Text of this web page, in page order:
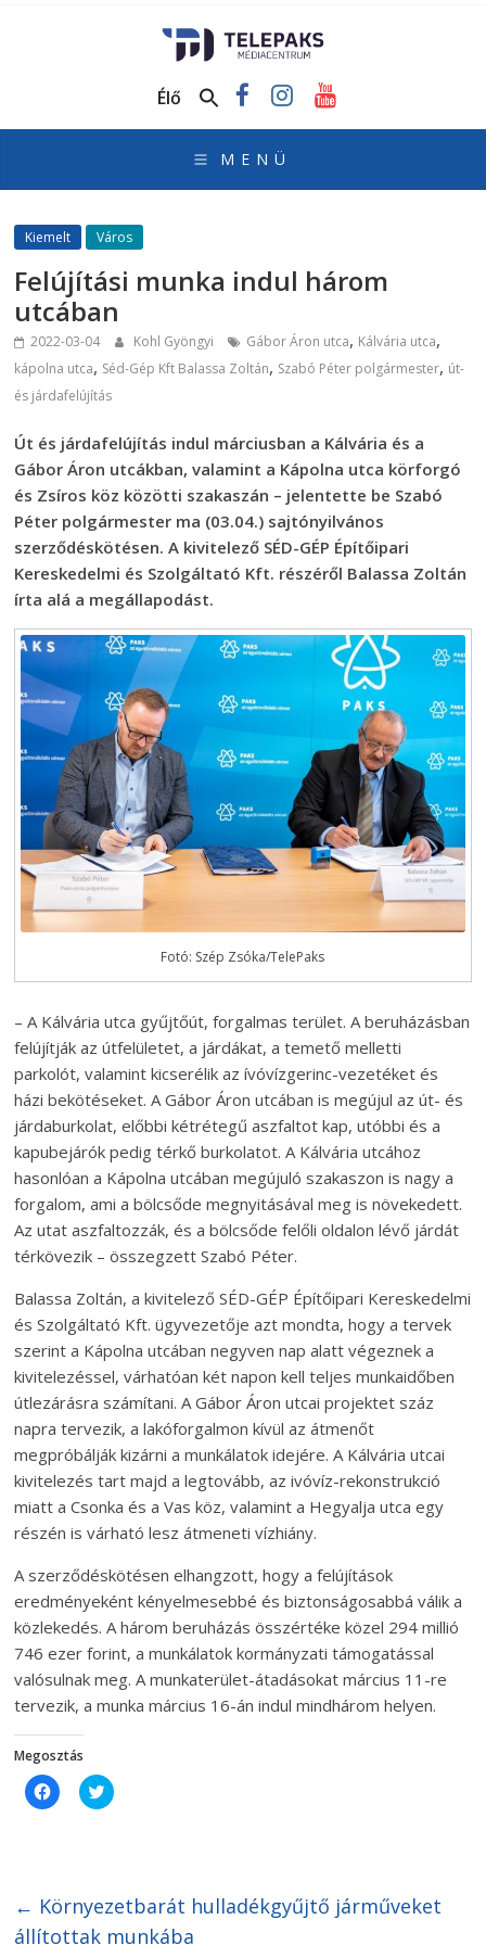
Médiacentrum
honlapja
Élő
Kiemelt Város
Felújítási munka indul három
utcában
2022-03-04 Kohl Gyöngyi Gábor Áron utca, Kálvária utca,
kápolna utca, Séd-Gép Kft Balassa Zoltán, Szabó Péter polgármester, út-
és járdafelújítás
Út és járdafelújítás indul márciusban a Kálvária és a
Gábor Áron utcákban, valamint a Kápolna utca körforgó
és Zsíros köz közötti szakaszán – jelentette be Szabó
Péter polgármester ma (03.04.) sajtónyilvános
szerződéskötésen. A kivitelező SÉD-GÉP Építőipari
Kereskedelmi és Szolgáltató Kft. részéről Balassa Zoltán
írta alá a megállapodást.
Fotó: Szép Zsóka/TelePaks
– A Kálvária utca gyűjtőút, forgalmas terület. A beruházásban
felújítják az útfelületet, a járdákat, a temető melletti
parkolót, valamint kicserélik az ívóvízgerinc-vezetéket és
házi bekötéseket. A Gábor Áron utcában is megújul az út- és
járdaburkolat, előbbi kétrétegű aszfaltot kap, utóbbi és a
kapubejárók pedig térkő burkolatot. A Kálvária utcához
hasonlóan a Kápolna utcában megújuló szakaszon is nagy a
forgalom, ami a bölcsőde megnyitásával meg is növekedett.
Az utat aszfaltozzák, és a bölcsőde felőli oldalon lévő járdát
térkövezik – összegzett Szabó Péter.
Balassa Zoltán, a kivitelező SÉD-GÉP Építőipari Kereskedelmi
és Szolgáltató Kft. ügyvezetője azt mondta, hogy a tervek
szerint a Kápolna utcában negyven nap alatt végeznek a
kivitelezéssel, várhatóan két napon kell teljes munkaidőben
útlezárásra számítani. A Gábor Áron utcai projektet száz
napra tervezik, a lakóforgalmon kívül az átmenőt
megpróbálják kizárni a munkálatok idejére. A Kálvária utcai
kivitelezés tart majd a legtovább, az ivóvíz-rekonstrukció
miatt a Csonka és a Vas köz, valamint a Hegyalja utca egy
részén is várható lesz átmeneti vízhiány.
A szerződéskötésen elhangzott, hogy a felújítások
eredményeként kényelmesebbé és biztonságosabbá válik a
közlekedés. A három beruházás összértéke közel 294 millió
746 ezer forint, a munkálatok kormányzati támogatással
valósulnak meg. A munkaterület-átadásokat március 11-re
tervezik, a munka március 16-án indul mindhárom helyen.
Megosztás
C
l
h
a
r
C
l
h
a
r
← Környezetbarát hulladékgyűjtő járműveket
állítottak munkába